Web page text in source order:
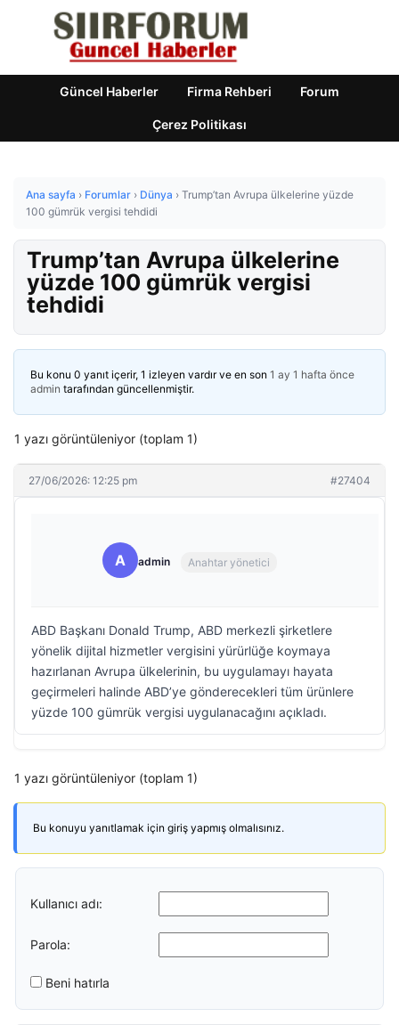
Güncel Haberler Firma Rehberi Forum
Çerez Politikası
Ana sayfa › Forumlar › Dünya › Trump’tan Avrupa ülkelerine yüzde
100 gümrük vergisi tehdidi
Trump’tan Avrupa ülkelerine
yüzde 100 gümrük vergisi
tehdidi
Bu konu 0 yanıt içerir, 1 izleyen vardır ve en son 1 ay 1 hafta önce
admin tarafından güncellenmiştir.
1 yazı görüntüleniyor (toplam 1)
27/06/2026: 12:25 pm #27404
A admin Anahtar yönetici
ABD Başkanı Donald Trump, ABD merkezli şirketlere
yönelik dijital hizmetler vergisini yürürlüğe koymaya
hazırlanan Avrupa ülkelerinin, bu uygulamayı hayata
geçirmeleri halinde ABD’ye gönderecekleri tüm ürünlere
yüzde 100 gümrük vergisi uygulanacağını açıkladı.
1 yazı görüntüleniyor (toplam 1)
Bu konuyu yanıtlamak için giriş yapmış olmalısınız.
Kullanıcı adı:
Parola:
Beni hatırla